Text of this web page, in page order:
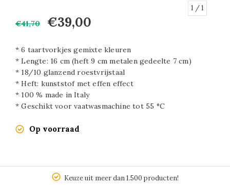
1 / 1
€41,70 €39,00
* 6 taartvorkjes gemixte kleuren
* Lengte: 16 cm (heft 9 cm metalen gedeelte 7 cm)
* 18/10 glanzend roestvrijstaal
* Heft: kunststof met effen effect
* 100 % made in Italy
* Geschikt voor vaatwasmachine tot 55 °C
Op voorraad
Keuze uit meer dan 1.500 producten!